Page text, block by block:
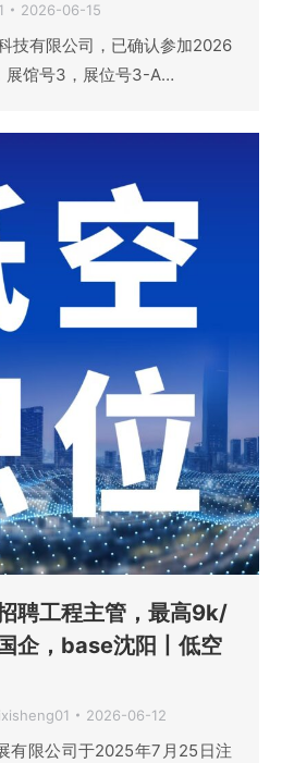
2026-06-15
有限公司，已确认参加2026
展馆号3，展位号3-A…
聘工程主管，最高9k/
企，base沈阳丨低空
2026-06-12
有限公司于2025年7月25日注